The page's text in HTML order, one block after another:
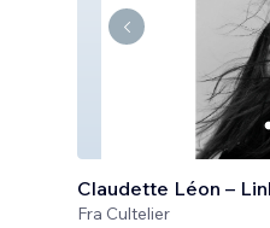
Claudette Léon –
Fra Cultelier